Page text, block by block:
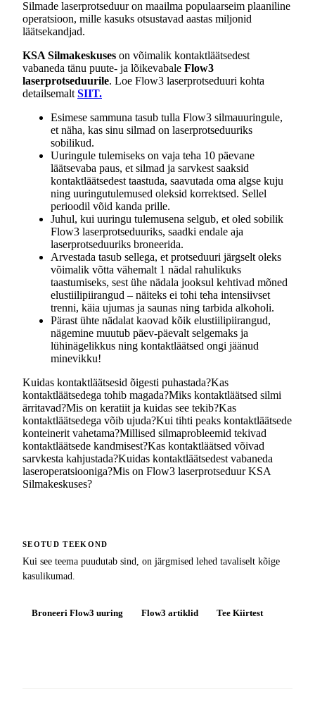
Silmade laserprotseduur on maailma populaarseim plaaniline
operatsioon, mille kasuks otsustavad aastas miljonid
läätsekandjad.
KSA Silmakeskuses on võimalik kontaktläätsedest
vabaneda tänu puute- ja lõikevabale Flow3
laserprotseduurile. Loe Flow3 laserprotseduuri kohta
detailsemaltSIIT.
Esimese sammuna tasub tulla Flow3 silmauuringule,
et näha, kas sinu silmad on laserprotseduuriks
sobilikud.
Uuringule tulemiseks on vaja teha 10 päevane
läätsevaba paus, et silmad ja sarvkest saaksid
kontaktläätsedest taastuda, saavutada oma algse kuju
ning uuringutulemused oleksid korrektsed. Sellel
perioodil võid kanda prille.
Juhul, kui uuringu tulemusena selgub, et oled sobilik
Flow3 laserprotseduuriks, saadki endale aja
laserprotseduuriks broneerida.
Arvestada tasub sellega, et protseduuri järgselt oleks
võimalik võtta vähemalt 1 nädal rahulikuks
taastumiseks, sest ühe nädala jooksul kehtivad mõned
elustiilipiirangud – näiteks ei tohi teha intensiivset
trenni, käia ujumas ja saunas ning tarbida alkoholi.
Pärast ühte nädalat kaovad kõik elustiilipiirangud,
nägemine muutub päev-päevalt selgemaks ja
lühinägelikkus ning kontaktläätsed ongi jäänud
minevikku!
Kuidas kontaktläätsesid õigesti puhastada?Kas
kontaktläätsedega tohib magada?Miks kontaktläätsed silmi
ärritavad?Mis on keratiit ja kuidas see tekib?Kas
kontaktläätsedega võib ujuda?Kui tihti peaks kontaktläätsede
konteinerit vahetama?Millised silmaprobleemid tekivad
kontaktläätsede kandmisest?Kas kontaktläätsed võivad
sarvkesta kahjustada?Kuidas kontaktläätsedest vabaneda
laseroperatsiooniga?Mis on Flow3 laserprotseduur KSA
Silmakeskuses?
SEOTUD TEEKOND
Kui see teema puudutab sind, on järgmised lehed tavaliselt kõige
kasulikumad.
Broneeri Flow3 uuring Flow3 artiklid Tee Kiirtest